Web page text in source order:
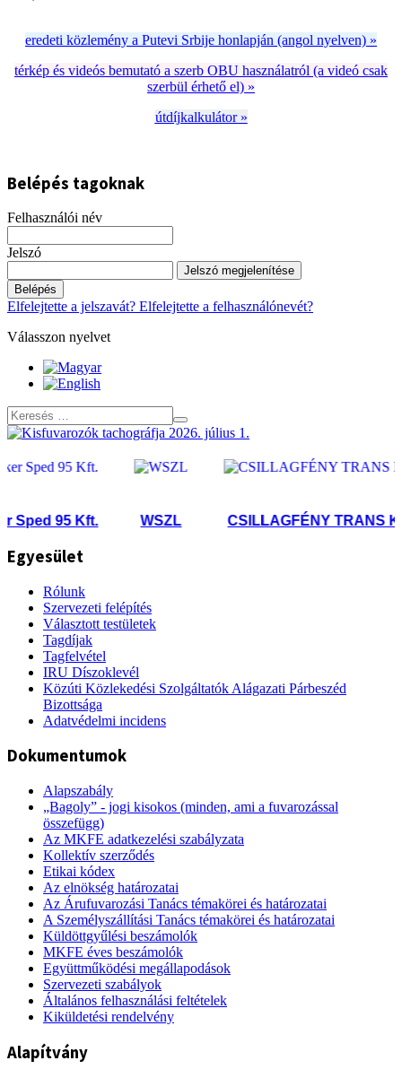
eredeti közlemény a Putevi Srbije honlapján (angol nyelven) »
térkép és videós bemutató a szerb OBU használatról (a videó csak
szerbül érhető el) »
útdíjkalkulátor »
Belépés tagoknak
Felhasználói név
Jelszó
Jelszó megjelenítése
Belépés
Elfelejtette a jelszavát? Elfelejtette a felhasználónevét?
Válasszon nyelvet
95 Kft. WSZL CSILLAGFÉNY TRANS Kft.
Egyesület
Rólunk
Szervezeti felépítés
Választott testületek
Tagdíjak
Tagfelvétel
IRU Díszoklevél
Közúti Közlekedési Szolgáltatók Alágazati Párbeszéd
Bizottsága
Adatvédelmi incidens
Dokumentumok
Alapszabály
„Bagoly” - jogi kisokos (minden, ami a fuvarozással
összefügg)
Az MKFE adatkezelési szabályzata
Kollektív szerződés
Etikai kódex
Az elnökség határozatai
Az Árufuvarozási Tanács témakörei és határozatai
A Személyszállítási Tanács témakörei és határozatai
Küldöttgyűlési beszámolók
MKFE éves beszámolók
Együttműködési megállapodások
Szervezeti szabályok
Általános felhasználási feltételek
Kiküldetési rendelvény
Alapítvány